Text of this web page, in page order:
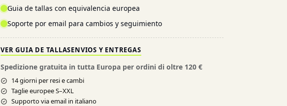
Guia de tallas con equivalencia europea
Soporte por email para cambios y seguimiento
VER GUIA DE TALLASENVIOS Y ENTREGAS
Spedizione gratuita in tutta Europa per ordini di oltre 120 €
14 giorni per resi e cambi
Taglie europee S–XXL
Supporto via email in italiano